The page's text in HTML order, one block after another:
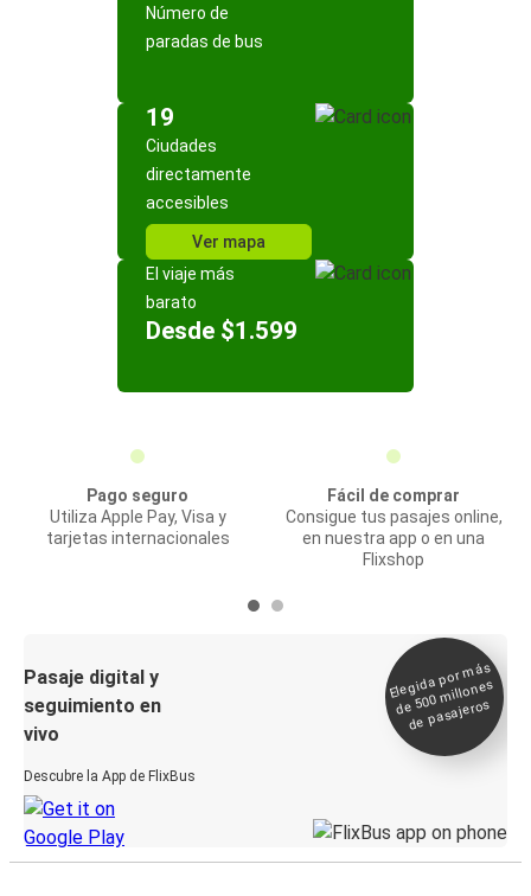
Número de
paradas de bus
19
Ciudades
directamente
accesibles
Ver mapa
El viaje más
barato
Desde $1.599
Pago seguro
Utiliza Apple Pay, Visa y
tarjetas internacionales
Fácil de comprar
Consigue tus pasajes online,
en nuestra app o en una
Flixshop
Pasaje digital y
seguimiento en
vivo
Descubre la App de FlixBus
Elegida por
más
de 500
millones
de pasajeros